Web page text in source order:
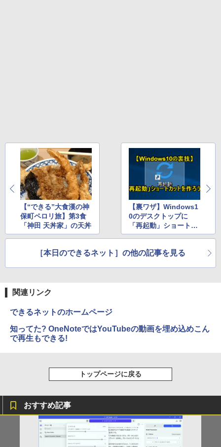
【“できる”大食漢の神
保町ペロリ旅】第3食
「神田 天丼家」の天丼
【裏ワザ】Windows1
0のデスクトップに
「再起動」ショートカ
ットを作る方法
［本日のできるネット］の他の記事を見る
関連リンク
できるネットのホームページ
知ってた? OneNoteではYouTubeの動画を埋め込めこん
で再生もできる!
トップページに戻る
おすすめ記事